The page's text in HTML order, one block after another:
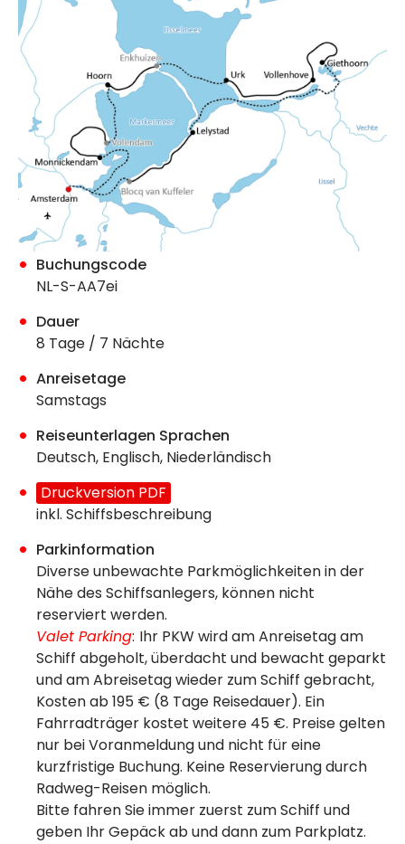
Buchungscode
NL-S-AA7ei
Dauer
8 Tage / 7 Nächte
Anreisetage
Samstags
Reiseunterlagen Sprachen
Deutsch, Englisch, Niederländisch
Druckversion PDF
inkl. Schiffsbeschreibung
Parkinformation
Diverse unbewachte Parkmöglichkeiten in der
Nähe des Schiffsanlegers, können nicht
reserviert werden.
Valet Parking: Ihr PKW wird am Anreisetag am
Schiff abgeholt, überdacht und bewacht geparkt
und am Abreisetag wieder zum Schiff gebracht,
Kosten ab 195 € (8 Tage Reisedauer). Ein
Fahrradträger kostet weitere 45 €. Preise gelten
nur bei Voranmeldung und nicht für eine
kurzfristige Buchung. Keine Reservierung durch
Radweg-Reisen möglich.
Bitte fahren Sie immer zuerst zum Schiff und
geben Ihr Gepäck ab und dann zum Parkplatz.